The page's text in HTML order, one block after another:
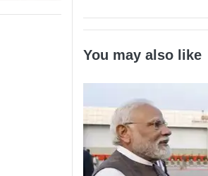
You may also like